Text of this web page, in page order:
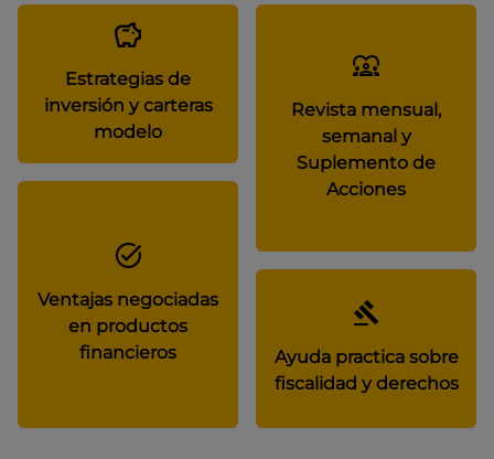
Estrategias de
inversión y carteras
modelo
Revista mensual,
semanal y
Suplemento de
Acciones
Ventajas negociadas
en productos
financieros
Ayuda practica sobre
fiscalidad y derechos